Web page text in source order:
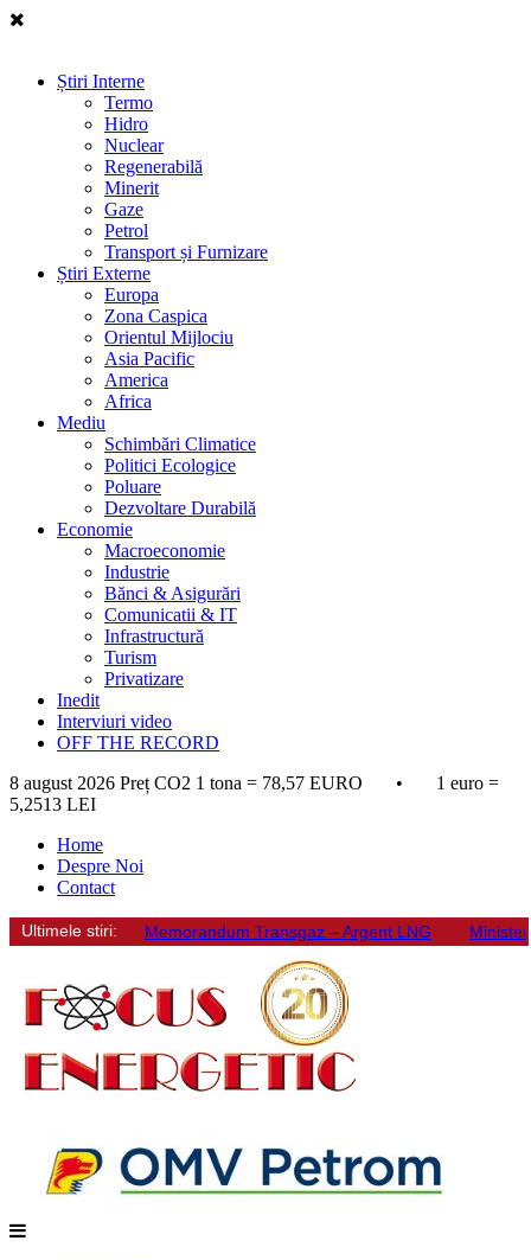
Știri Interne
Termo
Hidro
Nuclear
Regenerabilă
Minerit
Gaze
Petrol
Transport și Furnizare
Știri Externe
Europa
Zona Caspica
Orientul Mijlociu
Asia Pacific
America
Africa
Mediu
Schimbări Climatice
Politici Ecologice
Poluare
Dezvoltare Durabilă
Economie
Macroeconomie
Industrie
Bănci & Asigurări
Comunicatii & IT
Infrastructură
Turism
Privatizare
Inedit
Interviuri video
OFF THE RECORD
8 august 2026 Preț CO2 1 tona = 78,57 EURO • 1 euro =
5,2513 LEI
Home
Despre Noi
Contact
Ultimele stiri: Memorandum Transgaz – Argent LNG